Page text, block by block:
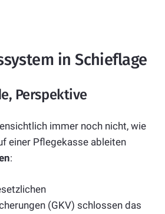
in Schieflage
Perspektive
immer noch nicht, wie
einer Pflegekasse ableiten
:
(GKV) schlossen das